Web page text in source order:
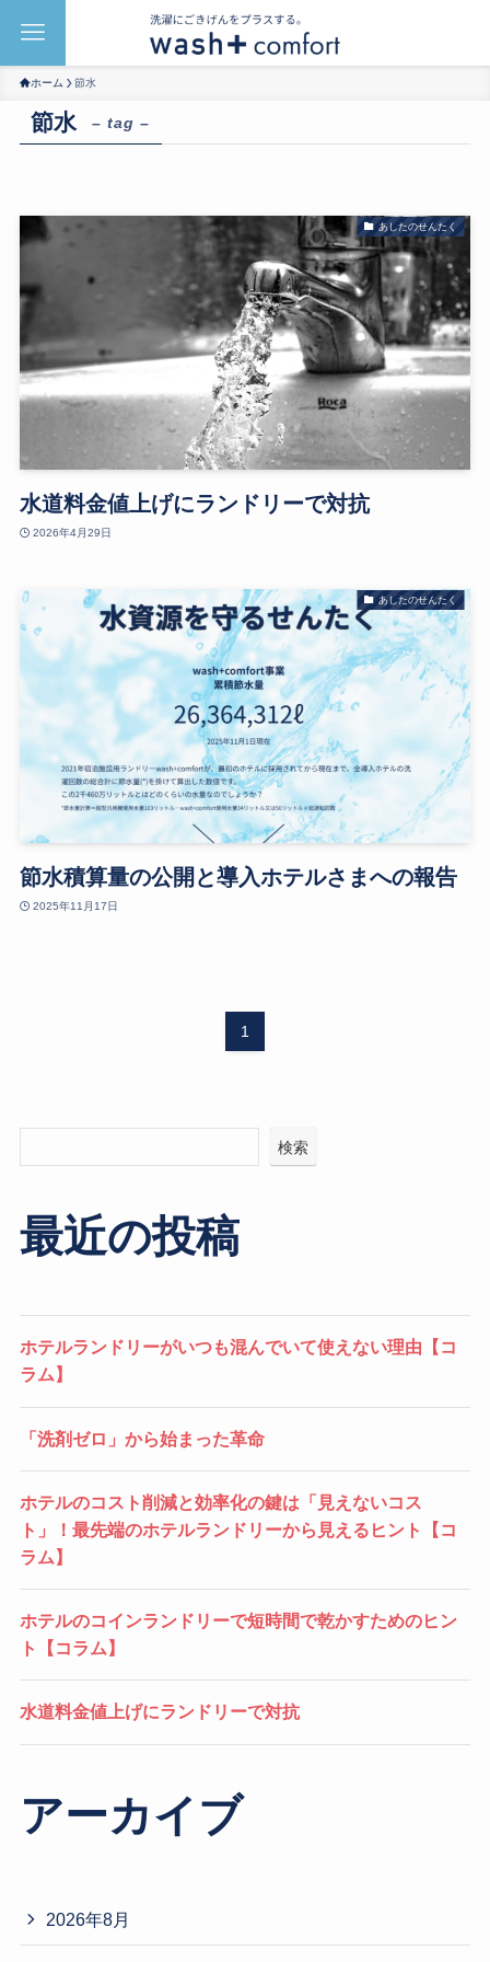
ホーム 節水
節水 – tag –
あしたのせんたく
水道料金値上げにランドリーで対抗
2026年4月29日
あしたのせんたく
節水積算量の公開と導入ホテルさまへの報告
2025年11月17日
1
検索
最近の投稿
ホテルランドリーがいつも混んでいて使えない理由【コ
ラム】
「洗剤ゼロ」から始まった革命
ホテルのコスト削減と効率化の鍵は「見えないコス
ト」！最先端のホテルランドリーから見えるヒント【コ
ラム】
ホテルのコインランドリーで短時間で乾かすためのヒン
ト【コラム】
水道料金値上げにランドリーで対抗
アーカイブ
2026年8月